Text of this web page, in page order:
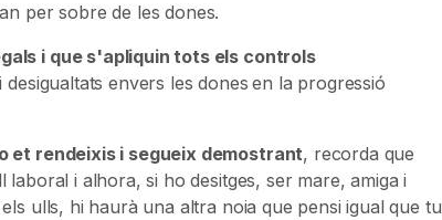
per sobre de les dones.
i que s'apliquin tots els controls
envers les dones en la progressió
et rendeixis i segueix demostrant, recorda que
i alhora, si ho desitges, ser mare, amiga i
ulls, hi haurà una altra noia que pensi igual que tu